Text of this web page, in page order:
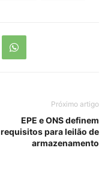
Próximo artigo
EPE e ONS definem
requisitos para leilão de
armazenamento